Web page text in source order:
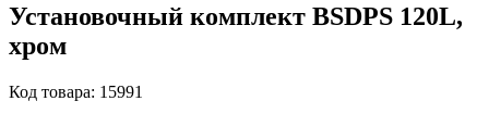
Установочный комплект BSDPS 120L,
хром
Код товара: 15991